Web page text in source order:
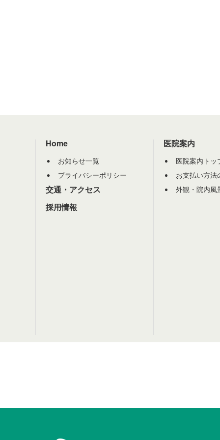
Home
お知らせ一覧
プライバシーポリシー
交通・アクセス
採用情報
医院案内
医院案内トッ
お支払い方法
外観・院内風